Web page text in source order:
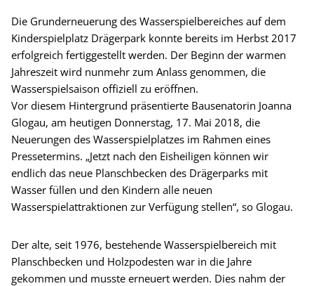
Die Grunderneuerung des Wasserspielbereiches auf dem
Kinderspielplatz Drägerpark konnte bereits im Herbst 2017
erfolgreich fertiggestellt werden. Der Beginn der warmen
Jahreszeit wird nunmehr zum Anlass genommen, die
Wasserspielsaison offiziell zu eröffnen.
Vor diesem Hintergrund präsentierte Bausenatorin Joanna
Glogau, am heutigen Donnerstag, 17. Mai 2018, die
Neuerungen des Wasserspielplatzes im Rahmen eines
Pressetermins. „Jetzt nach den Eisheiligen können wir
endlich das neue Planschbecken des Drägerparks mit
Wasser füllen und den Kindern alle neuen
Wasserspielattraktionen zur Verfügung stellen“, so Glogau.
Der alte, seit 1976, bestehende Wasserspielbereich mit
Planschbecken und Holzpodesten war in die Jahre
gekommen und musste erneuert werden. Dies nahm der